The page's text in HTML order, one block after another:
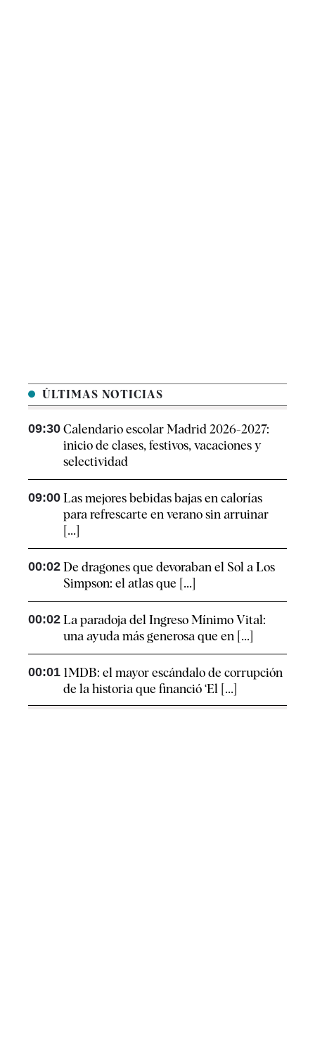
ÚLTIMAS NOTICIAS
09:30 Calendario escolar Madrid 2026-2027:
inicio de clases, festivos, vacaciones y
selectividad
09:00 Las mejores bebidas bajas en calorías
para refrescarte en verano sin arruinar
[...]
00:02 De dragones que devoraban el Sol a Los
Simpson: el atlas que [...]
00:02 La paradoja del Ingreso Mínimo Vital:
una ayuda más generosa que en [...]
00:01 1MDB: el mayor escándalo de corrupción
de la historia que financió ‘El [...]